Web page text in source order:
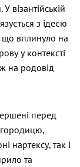
візантійській
з ідеєю
що вплинуло на
у контексті
на родовід
перед
нартексу, так і
та